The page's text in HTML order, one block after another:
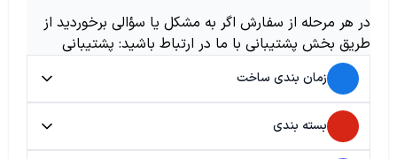
در هر مرحله از سفارش اگر به مشکل یا سؤالی برخوردید از
طریق بخش پشتیبانی با ما در ارتباط باشید: پشتیبانی
زمان بندی ساخت
بسته بندی